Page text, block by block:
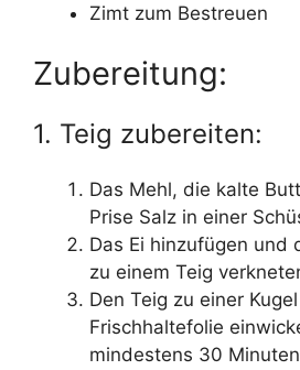
Zimt zum Bestreuen
Zubereitung:
1. Teig zubereiten:
Das Mehl, die kalte
Prise Salz in einer
Das Ei hinzufügen und
zu einem Teig
Den Teig zu einer
Frischhaltefolie
mindestens 30